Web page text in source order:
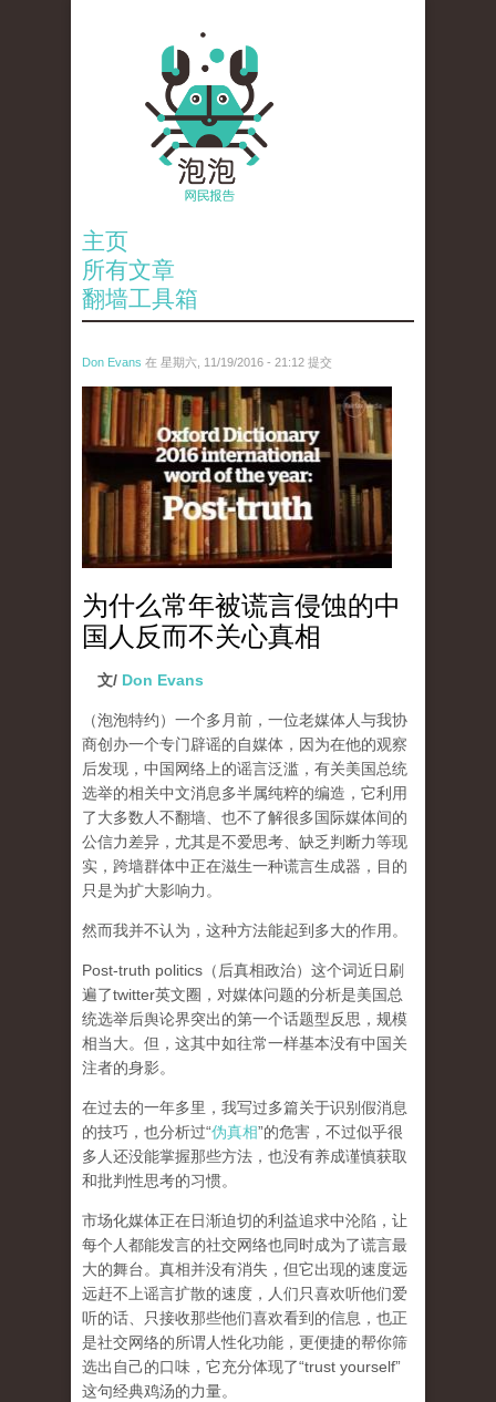
主页
所有文章
翻墙工具箱
Don Evans 在 星期六, 11/19/2016 - 21:12 提交
tou_.jpg
为什么常年被谎言侵蚀的中
国人反而不关心真相
文/ Don Evans
（泡泡特约） 一个多月前，一位老媒体人与我协
商创办一个专门辟谣的自媒体，因为在他的观察
后发现，中国网络上的谣言泛滥，有关美国总统
选举的相关中文消息多半属纯粹的编造，它利用
了大多数人不翻墙、也不了解很多国际媒体间的
公信力差异，尤其是不爱思考、缺乏判断力等现
实，跨墙群体中正在滋生一种谎言生成器，目的
只是为扩大影响力。
然而我并不认为，这种方法能起到多大的作用。
Post-truth politics（后真相政治）这个词近日刷
遍了twitter英文圈，对媒体问题的分析是美国总
统选举后舆论界突出的第一个话题型反思，规模
相当大。但，这其中如往常一样基本没有中国关
注者的身影。
在过去的一年多里，我写过多篇关于识别假消息
的技巧，也分析过“伪真相”的危害，不过似乎很
多人还没能掌握那些方法，也没有养成谨慎获取
和批判性思考的习惯。
市场化媒体正在日渐迫切的利益追求中沦陷，让
每个人都能发言的社交网络也同时成为了谎言最
大的舞台。真相并没有消失，但它出现的速度远
远赶不上谣言扩散的速度，人们只喜欢听他们爱
听的话、只接收那些他们喜欢看到的信息，也正
是社交网络的所谓人性化功能，更便捷的帮你筛
选出自己的口味，它充分体现了“trust yourself”
这句经典鸡汤的力量。